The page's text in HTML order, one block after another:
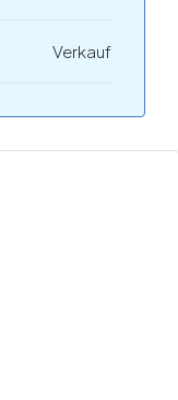
Verkauf